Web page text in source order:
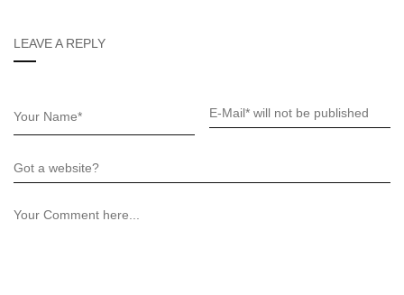
LEAVE A REPLY